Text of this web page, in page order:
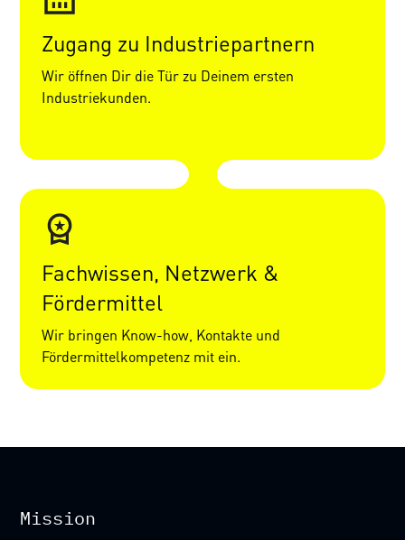
Zugang zu Industriepartnern
Wir öffnen Dir die Tür zu Deinem ersten
Industriekunden.
Fachwissen, Netzwerk &
Fördermittel
Wir bringen Know-how, Kontakte und
Fördermittelkompetenz mit ein.
Mission